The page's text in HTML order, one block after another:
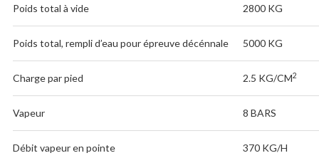
Poids total à vide 2800 KG
Poids total, rempli d’eau pour épreuve décénnale 5000 KG
Charge par pied 2.5 KG/CM2
Vapeur 8 BARS
Débit vapeur en pointe 370 KG/H